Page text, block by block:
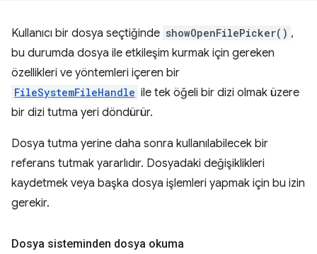
Kullanıcı bir dosya seçtiğinde showOpenFilePicker() ,
bu durumda dosya ile etkileşim kurmak için gereken
özellikleri ve yöntemleri içeren bir
FileSystemFileHandle ile tek öğeli bir dizi olmak üzere
bir dizi tutma yeri döndürür.
Dosya tutma yerine daha sonra kullanılabilecek bir
referans tutmak yararlıdır. Dosyadaki değişiklikleri
kaydetmek veya başka dosya işlemleri yapmak için bu izin
gerekir.
Dosya sisteminden dosya okuma